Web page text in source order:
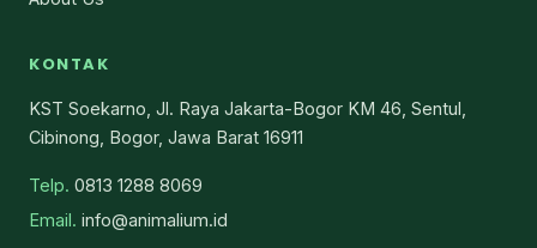
KONTAK
KST Soekarno, Jl. Raya Jakarta-Bogor KM 46, Sentul,
Cibinong, Bogor, Jawa Barat 16911
Telp. 0813 1288 8069
Email. info@animalium.id